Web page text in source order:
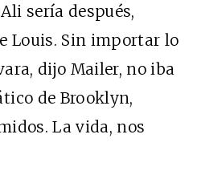
sería después,
Louis. Sin importar lo
dijo Mailer, no iba
de Brooklyn,
La vida, nos